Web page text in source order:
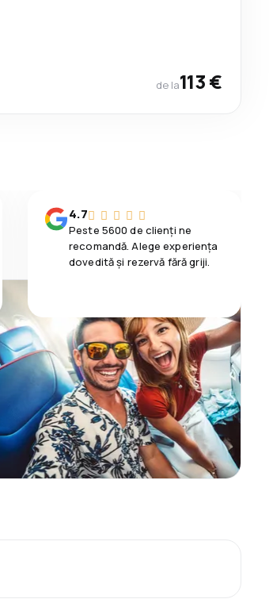
de la113 €
4.7
Peste 5600 de clienți ne
recomandă. Alege experiența
dovedită și rezervă fără griji.